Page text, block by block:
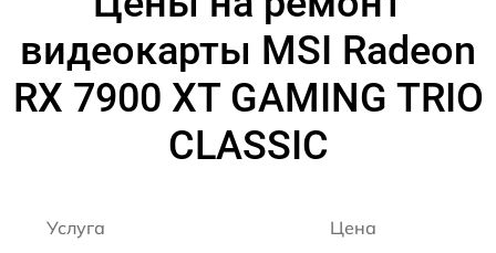
видеокарты MSI Radeon
RX 7900 XT GAMING TRIO
CLASSIC
Услуга Цена